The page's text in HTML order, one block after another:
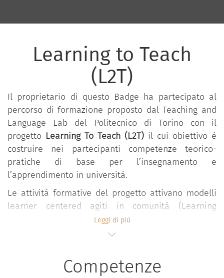
Learning to Teach
(L2T)
Il proprietario di questo Badge ha partecipato al
percorso di formazione proposto dal Teaching and
Language Lab del Politecnico di Torino con il
progetto Learning To Teach (L2T) il cui obiettivo è
costruire nei partecipanti competenze teorico-
pratiche di base per l’insegnamento e
l’apprendimento in università.
Le attività formative del progetto attivano modelli
learner centered agiti in comunità (Learning
Community) all’interno dei quali, in forma
interdisciplinare e partecipativa, si sviluppano
valori, approcci, esperienze e pratiche didattiche
valorizzando l’apporto attivo degli studenti.
Leggi di più
Competenze